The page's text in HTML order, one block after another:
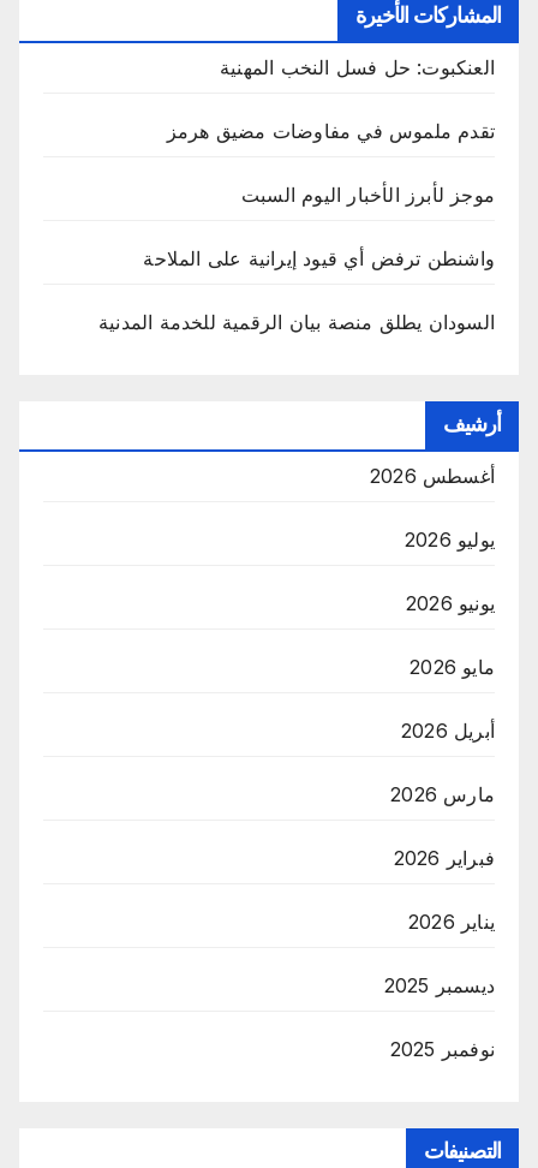
المشاركات الأخيرة
العنكبوت: حل فسل النخب المهنية
تقدم ملموس في مفاوضات مضيق هرمز
موجز لأبرز الأخبار اليوم السبت
واشنطن ترفض أي قيود إيرانية على الملاحة
السودان يطلق منصة بيان الرقمية للخدمة المدنية
أرشيف
أغسطس 2026
يوليو 2026
يونيو 2026
مايو 2026
أبريل 2026
مارس 2026
فبراير 2026
يناير 2026
ديسمبر 2025
نوفمبر 2025
التصنيفات